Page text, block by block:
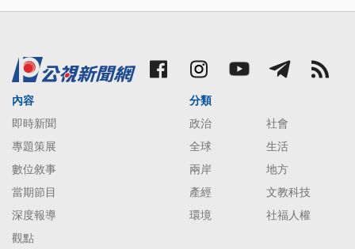
內容
即時新聞
專題策展
數位敘事
當期節目
深度報導
觀點
分類
政治
社會
全球
生活
兩岸
地方
產經
文教科技
環境
社福人權